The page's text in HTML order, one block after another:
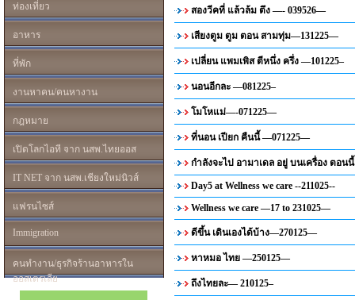
ท่องเที่ยว
อาหาร
ที่พัก
งานหาคน/คนหางาน
กฎหมาย
เปิดโลกไอที จาก นสพ.ไทยออส
IT NET จาก นสพ.เชียงใหม่นิวส์
แฟรนไซส์
Immigration
คนทำงาน/ธุรกิจร้านอาหารใน
ออสเตรเลีย
สองวีคที่ แล้วล้ม ตึง —- 039526—
เสียงตูม ตูม ตอน สามทุ่ม—131225—
เปลี่ยน แพมเพิส ตีหนึ่ง ครึ่ง —101225–
นอนอีกละ —081225–
โมโหแม่—-071225—
ที่นอน เปียก คืนนี้ —071225—
กำลังจะไป อามาเดล อยู่ บนเครื่อง ตอ
Day5 at Wellness we care --211025--
Wellness we care —17 to 231025—
ดีขึ้น เดินเองได้บ้าง—270125—
หาหมอ ไทย —250125—
ถึงไทยละ— 210125–